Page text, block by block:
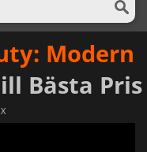
Modern
Bästa Pris